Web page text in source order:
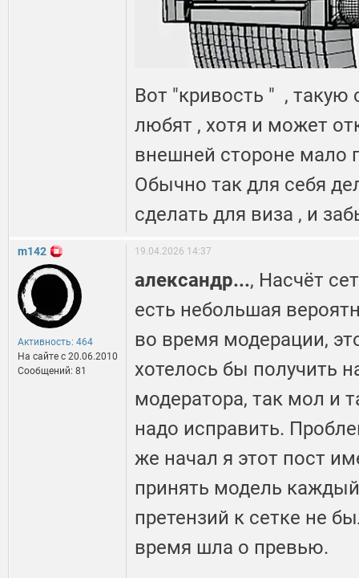
Вот "кривость " , такую
любят , хотя и может
внешней стороне мало
Обычно так для себя
сделать для виза , и
m142
Активность: 464
На сайте c 20.06.2010
Сообщений: 81
19.04.2026 14:37
александр..., Насчёт
есть небольшая
во время модерации,
хотелось бы получить
модератора, так мол и
надо исправить.
же начал я этот пост
принять модель
претензий к сетке не
время шла о превью.